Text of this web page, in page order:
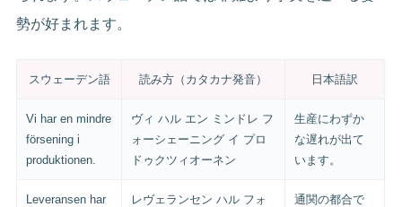
勢が好まれます。
スウェーデン語 読み方（カタカナ発音） 日本語訳
Vi har en mindre
försening i
produktionen.
ヴィ ハル エン ミンドレ フ
ォーシェーニング イ プロ
ドゥクツィオーネン
生産にわずか
な遅れが出て
います。
Leveransen har
レヴェランセン ハル フォ
通関の都合で